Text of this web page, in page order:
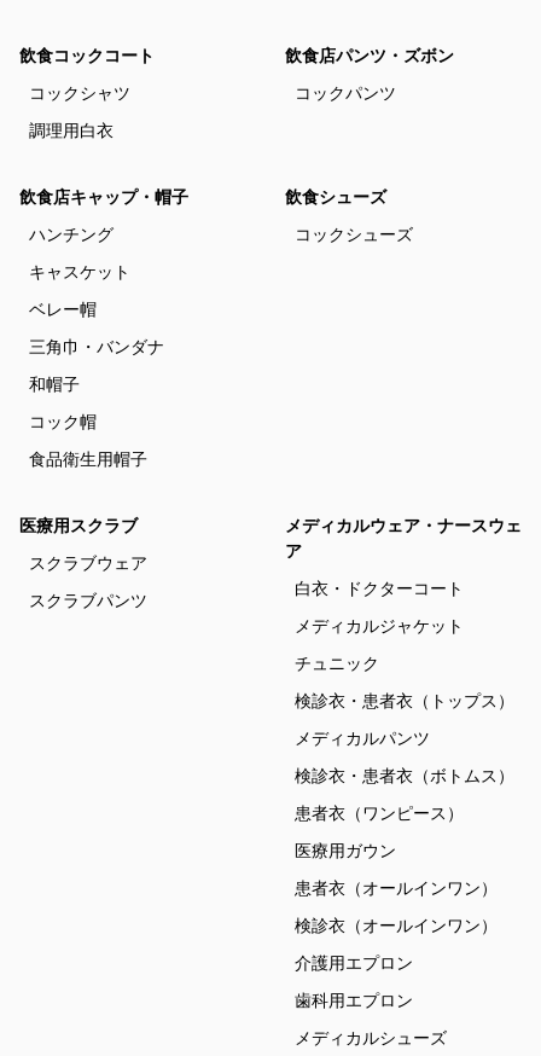
飲食コックコート
コックシャツ
調理用白衣
飲食店パンツ・ズボン
コックパンツ
飲食店キャップ・帽子
ハンチング
キャスケット
ベレー帽
三角巾・バンダナ
和帽子
コック帽
食品衛生用帽子
飲食シューズ
コックシューズ
医療用スクラブ
スクラブウェア
スクラブパンツ
メディカルウェア・ナースウェ
ア
白衣・ドクターコート
メディカルジャケット
チュニック
検診衣・患者衣（トップス）
メディカルパンツ
検診衣・患者衣（ボトムス）
患者衣（ワンピース）
医療用ガウン
患者衣（オールインワン）
検診衣（オールインワン）
介護用エプロン
歯科用エプロン
メディカルシューズ